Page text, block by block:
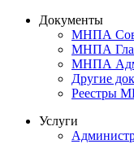
Документы
МНПА
МНПА
МНПА
Другие
Реестры
Услуги